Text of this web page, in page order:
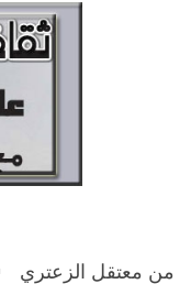
من معتقل الزعتري